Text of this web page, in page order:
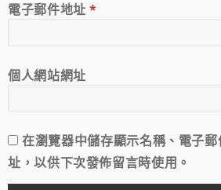
電子郵件地址*
個人網站網址
在瀏覽器中儲存顯示名稱、電子
址，以供下次發佈留言時使用。